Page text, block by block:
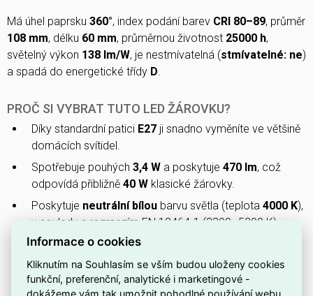
Má úhel paprsku 360°, index podání barev CRI 80–89, průměr
108 mm, délku 60 mm, průměrnou životnost 25000 h,
světelný výkon 138 lm/W, je nestmívatelná (stmívatelné: ne)
a spadá do energetické třídy D.
PROČ SI VYBRAT TUTO LED ŽÁROVKU?
Díky standardní patici E27 ji snadno vyměníte ve většině
domácích svítidel.
Spotřebuje pouhých 3,4 W a poskytuje 470 lm, což
odpovídá přibližně 40 W klasické žárovky.
Poskytuje neutrální bílou barvu světla (teplota 4000 K),
v souladu s rozmezím EN 12464-1 (3300–5300 K).
Žárovka je nestmívatelná
intenzitu světla stmívačem.
Design řadyFILAMENTkombinuje vzhled tradiční
Informace o cookies
Kliknutím na Souhlasím se vším budou uloženy cookies
funkční, preferenční, analytické i marketingové -
dokážeme vám tak umožnit pohodlné používání webu,